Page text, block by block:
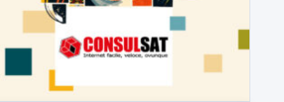
ULTIMI VIDEO